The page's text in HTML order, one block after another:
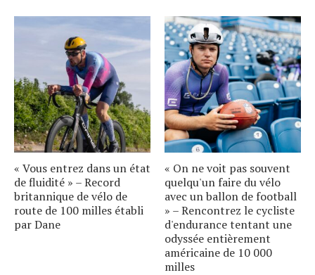
« Vous entrez dans un état
de fluidité » – Record
britannique de vélo de
route de 100 milles établi
par Dane
« On ne voit pas souvent
quelqu'un faire du vélo
avec un ballon de football
» – Rencontrez le cycliste
d'endurance tentant une
odyssée entièrement
américaine de 10 000
milles